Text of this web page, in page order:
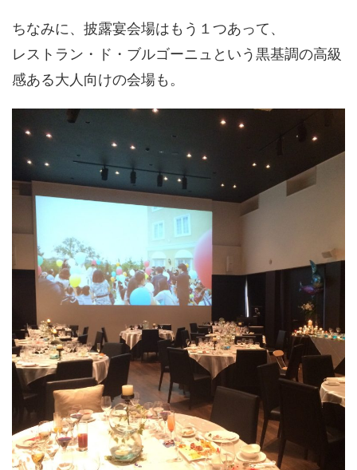
ちなみに、披露宴会場はもう１つあって、
レストラン・ド・ブルゴーニュという黒基調の高級
感ある大人向けの会場も。